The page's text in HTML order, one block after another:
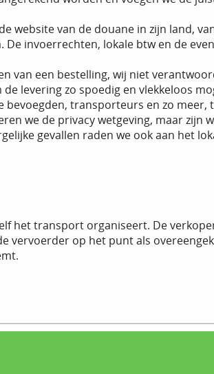
website van de douane in zijn land,
invoerrechten, lokale btw en de
van een bestelling, wij niet
levering zo spoedig en vlekkeloos
transporteurs en zo meer,
we de privacy wetgeving, maar
gevallen raden we ook aan het
het transport organiseert. De
vervoerder op het punt als